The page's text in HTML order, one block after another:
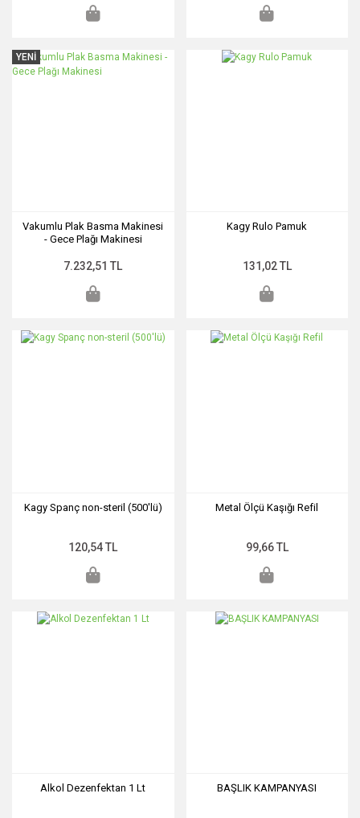
YENİ
Vakumlu Plak Basma Makinesi
- Gece Plağı Makinesi
7.232,51 TL
Kagy Rulo Pamuk
131,02 TL
Kagy Spanç non-steril (500'lü)
120,54 TL
Metal Ölçü Kaşığı Refil
99,66 TL
Alkol Dezenfektan 1 Lt BAŞLIK KAMPANYASI